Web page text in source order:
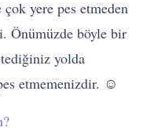
yere pes etmeden
Önümüzde böyle bir
yolda
etmemenizdir. ☺